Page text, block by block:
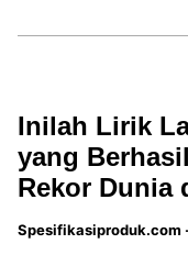
Inilah Lirik
yang
Rekor Dunia
Spesifikasiproduk.com